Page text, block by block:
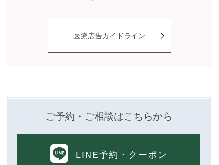
医療広告ガイドライン
ご予約・ご相談はこちらから
LINE予約 ・クーポン